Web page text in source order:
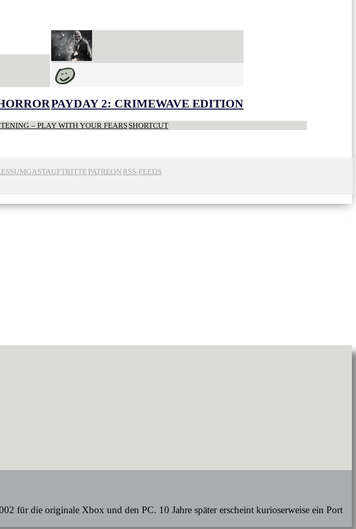
PAYDAY 2: CRIMEWAVE EDITION
– PLAY WITH YOUR FEARSSHORTCUT
GASTAUFTRITTEPATREON RSS-FEEDS
für die originale Xbox und den PC. 10 Jahre später erscheint kurioserweise ein Port